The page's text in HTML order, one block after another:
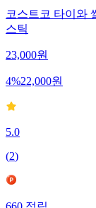
코스트코 타이와
스틱
23,000원
4%22,000원
5.0
(2)